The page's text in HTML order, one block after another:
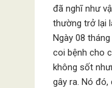
đã nghĩ như
thường trở lại
Ngày 08
coi bệnh cho
không sốt
gây ra. Nó đó,